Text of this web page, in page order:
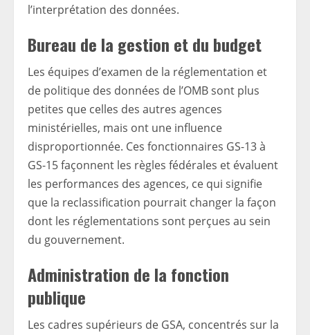
l’interprétation des données.
Bureau de la gestion et du budget
Les équipes d’examen de la réglementation et
de politique des données de l’OMB sont plus
petites que celles des autres agences
ministérielles, mais ont une influence
disproportionnée. Ces fonctionnaires GS-13 à
GS-15 façonnent les règles fédérales et évaluent
les performances des agences, ce qui signifie
que la reclassification pourrait changer la façon
dont les réglementations sont perçues au sein
du gouvernement.
Administration de la fonction
publique
Les cadres supérieurs de GSA, concentrés sur la